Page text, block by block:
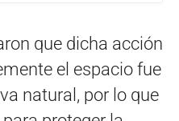
que dicha acción
el espacio fue
natural, por lo que